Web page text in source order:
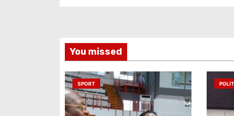
l
’
a
You missed
SPORT